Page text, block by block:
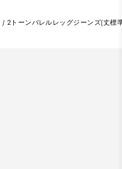
/ 2トーンバレルレッグジーンズ(丈標